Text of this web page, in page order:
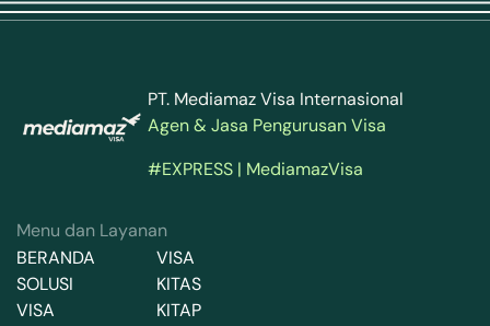
PT. Mediamaz Visa Internasional
Agen & Jasa Pengurusan Visa
#EXPRESS | MediamazVisa
Menu dan Layanan
BERANDA
SOLUSI
VISA
VISA
KITAS
KITAP